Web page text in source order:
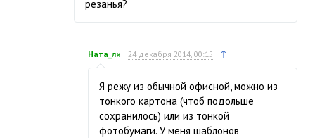
резанья?
Ната_ли 24 декабря 2014, 00:15 ↑
Я режу из обычной офисной, можно из
тонкого картона (чтоб подольше
сохранилось) или из тонкой
фотобумаги. У меня шаблонов